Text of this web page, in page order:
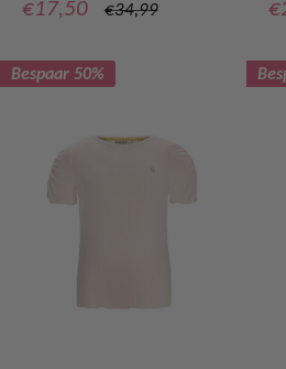
Verkoopprijs
€17,50
Normale
€34,99
Bespaar 50%